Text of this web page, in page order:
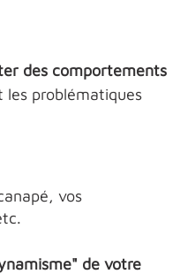
des comportements
les problématiques
vos
de votre